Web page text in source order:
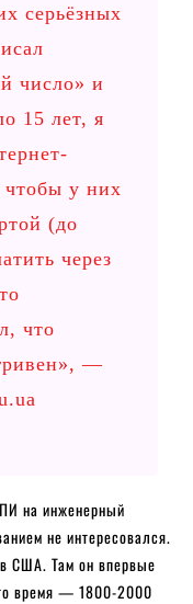
серьёзных
число» и
15 лет, я
чтобы у них
(до
через
что
—
на инженерный
не интересовался.
США. Там он впервые
время — 1800-2000